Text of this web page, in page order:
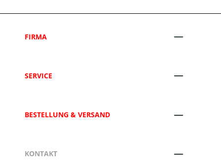
FIRMA
SERVICE
BESTELLUNG & VERSAND
KONTAKT